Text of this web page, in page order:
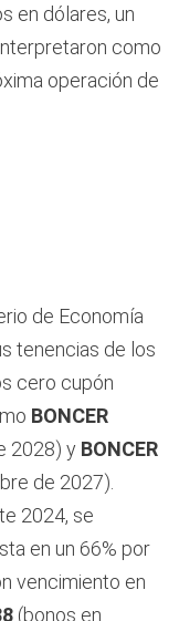
en dólares, un
como
operación de
de Economía
tenencias de los
cero cupón
BONCER
2028) y BONCER
de 2027).
2024, se
en un 66% por
vencimiento en
(bonos en